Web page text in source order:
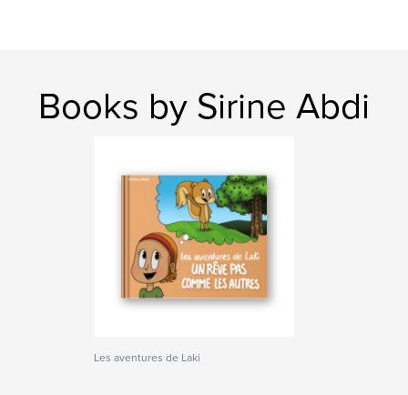
Books by Sirine Abdi
Les aventures de Laki